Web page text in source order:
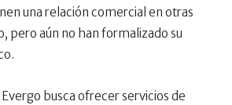
una relación comercial en otras
pero aún no han formalizado su
busca ofrecer servicios de